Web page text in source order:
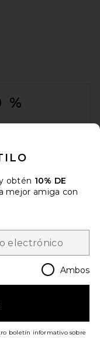
%
Regions
obtén 10% DE
mejor amiga con
Ambos
boletín informativo sobre